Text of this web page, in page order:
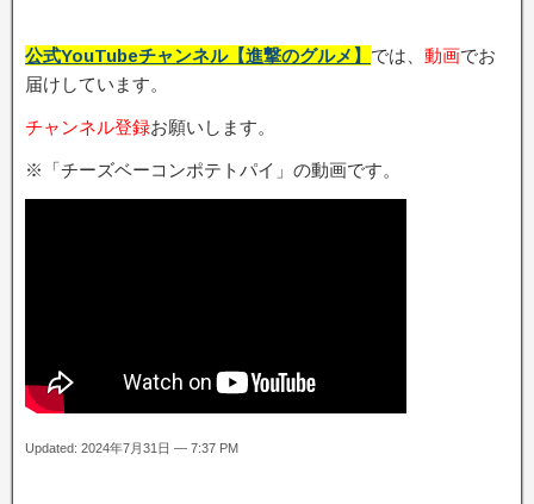
公式YouTubeチャンネル【進撃のグルメ】 では、 動画でお
届けしています。
チャンネル登録お願いします。
※「チーズベーコンポテトパイ」の動画です。
Updated: 2024年7月31日 — 7:37 PM